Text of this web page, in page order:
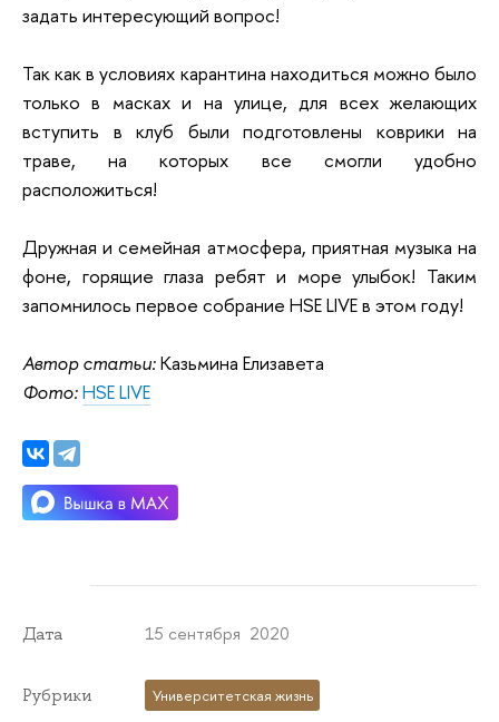
задать интересующий вопрос!
Так как в условиях карантина находиться можно было
только в масках и на улице, для всех желающих
вступить в клуб были подготовлены коврики на
траве, на которых все смогли удобно
расположиться!
Дружная и семейная атмосфера, приятная музыка на
фоне, горящие глаза ребят и море улыбок! Таким
запомнилось первое собрание HSE LIVE в этом году!
Автор статьи:Казьмина Елизавета
Фото:HSE LIVE
Дата 15 сентября 2020
Рубрики Университетская жизнь